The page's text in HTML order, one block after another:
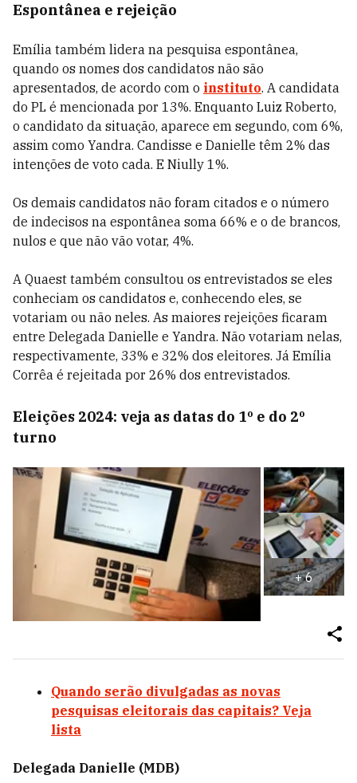
Espontânea e rejeição
Emília também lidera na pesquisa espontânea,
quando os nomes dos candidatos não são
apresentados, de acordo com o instituto. A candidata
do PL é mencionada por 13%. Enquanto Luiz Roberto,
o candidato da situação, aparece em segundo, com 6%,
assim como Yandra. Candisse e Danielle têm 2% das
intenções de voto cada. E Niully 1%.
Os demais candidatos não foram citados e o número
de indecisos na espontânea soma 66% e o de brancos,
nulos e que não vão votar, 4%.
A Quaest também consultou os entrevistados se eles
conheciam os candidatos e, conhecendo eles, se
votariam ou não neles. As maiores rejeições ficaram
entre Delegada Danielle e Yandra. Não votariam nelas,
respectivamente, 33% e 32% dos eleitores. Já Emília
Corrêa é rejeitada por 26% dos entrevistados.
Eleições 2024: veja as datas do 1º e do 2º
turno
+6
Quando serão divulgadas as novas
pesquisas eleitorais das capitais? Veja
lista
Delegada Danielle (MDB)